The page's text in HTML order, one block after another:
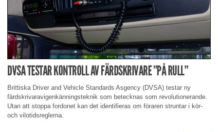
DVSA TESTAR KONTROLL AV FÄRDSKRIVARE ”PÅ RULL”
Brittiska Driver and Vehicle Standards Asgency (DVSA) testar ny
färdskrivaravigenkänningsteknik som betecknas som revolutionerande.
Utan att stoppa fordonet kan det identifieras om föraren struntar i kör-
och vilotidsreglerna.